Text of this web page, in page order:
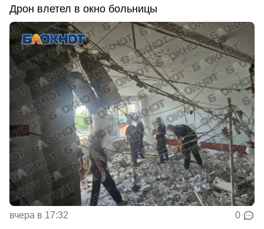
Дрон влетел в окно больницы
вчера в 17:32 0